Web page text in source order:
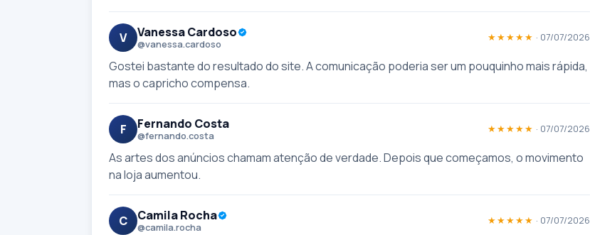
V Vanessa Cardoso
@vanessa.cardoso
★★★★★ · 07/07/2026
Gostei bastante do resultado do site. A comunicação poderia ser um pouquinho mais rápida,
mas o capricho compensa.
F Fernando Costa
@fernando.costa
★★★★★ · 07/07/2026
As artes dos anúncios chamam atenção de verdade. Depois que começamos, o movimento
na loja aumentou.
C Camila Rocha
@camila.rocha
★★★★★ · 07/07/2026